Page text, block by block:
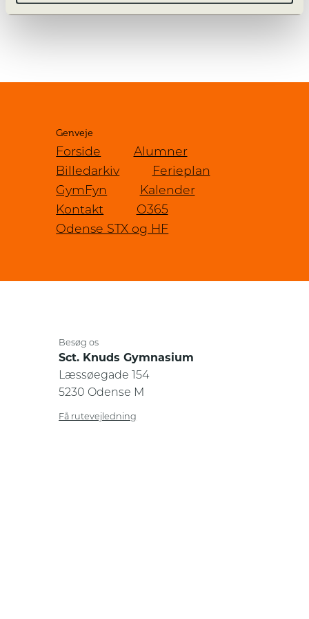
det, du kom for, her på siden.
Genveje
Forside
Alumner
Billedarkiv
Ferieplan
GymFyn
Kalender
Kontakt
O365
Odense STX og HF
Besøg os
Sct. Knuds Gymnasium
Læssøegade 154
5230 Odense M
Få rutevejledning